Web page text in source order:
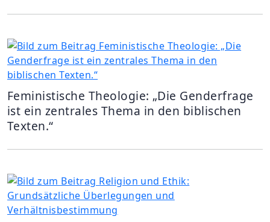
Feministische Theologie: „Die Genderfrage
ist ein zentrales Thema in den biblischen
Texten.“